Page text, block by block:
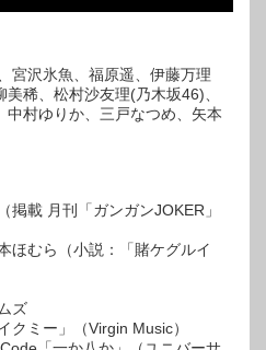
宮沢氷魚、福原遥、伊藤万理
稀、松村沙友理(乃木坂46)、
村ゆりか、三戸なつめ、矢本
掲載 月刊「ガンガンJOKER」
ほむら（小説：「賭ケグルイ
ズ
クミー」（Virgin Music）